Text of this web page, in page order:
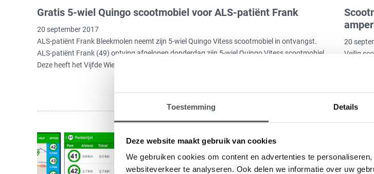
Toestemming Details
Deze website maakt gebruik van cookies
We gebruiken cookies om content en advertenties te
websiteverkeer te analyseren. Ook delen we informatie over uw
Gratis 5-wiel Quingo scootmobiel voor ALS-patiënt Frank
20 september 2017
ALS-patiënt Frank Bleekmolen neemt zijn 5-wiel Quingo Vitess scootmobiel in ontvangst.
ALS-patiënt Frank (49) ontving afgelopen donderdag zijn 5-wiel Quingo Vitess scootmobiel.
Deze heeft het Vijfde Wiel (leverancier Quingo)…
20
Veilig
studie
Apps om niet te verdwalen met uw
20 september 2017
20
Omdat